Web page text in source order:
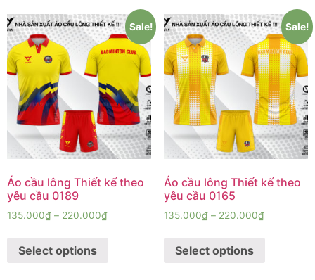
Sale!
Áo cầu lông Thiết kế theo
yêu cầu 0189
135.000₫ – 220.000₫
Select options
Sale!
Áo cầu lông Thiết kế theo
yêu cầu 0165
135.000₫– 220.000₫
Select options